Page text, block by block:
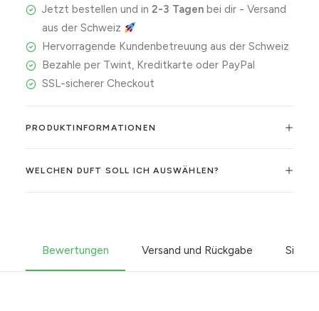
Jetzt bestellen und in 2-3 Tagenbei dir - Versand
aus der Schweiz
Hervorragende Kundenbetreuung aus der Schweiz
Bezahle per Twint, Kreditkarte oder PayPal
SSL-sicherer Checkout
PRODUKTINFORMATIONEN
WELCHEN DUFT SOLL ICH AUSWÄHLEN?
Bewertungen Versand und Rückgabe